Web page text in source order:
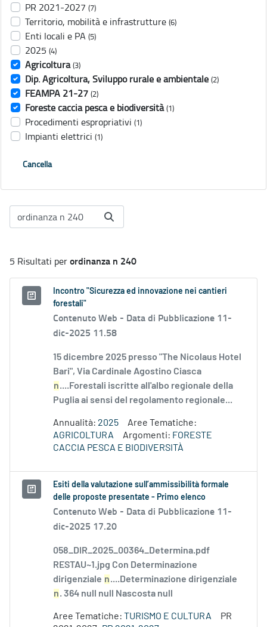
PR 2021-2027 (7)
Territorio, mobilità e infrastrutture (6)
Enti locali e PA (5)
2025 (4)
Agricoltura (3)
Dip. Agricoltura, Sviluppo rurale e ambientale (2)
FEAMPA 21-27 (2)
Foreste caccia pesca e biodiversità (1)
Procedimenti espropriativi (1)
Impianti elettrici (1)
Cancella
5 Risultati perordinanza n 240
Incontro "Sicurezza ed innovazione nei cantieri
forestali"
Contenuto Web - Data di Pubblicazione 11-
dic-2025 11.58
15 dicembre 2025 presso "The Nicolaus Hotel
Bari", Via Cardinale Agostino Ciasca
n....Forestali iscritte all'albo regionale della
Puglia ai sensi del regolamento regionale...
Annualità: 2025
Aree Tematiche:
AGRICOLTURA
Argomenti: FORESTE
CACCIA PESCA E BIODIVERSITÀ
Esiti della valutazione sull’ammissibilità formale
delle proposte presentate - Primo elenco
Contenuto Web - Data di Pubblicazione 11-
dic-2025 17.20
058_DIR_2025_00364_Determina.pdf
RESTAU~1.jpg Con Determinazione
dirigenziale n....Determinazione dirigenziale
n. 364 null null Nascosta null
Aree Tematiche: TURISMO E CULTURA
PR